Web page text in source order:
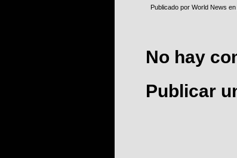
Publicado por World News en
No hay
Publicar